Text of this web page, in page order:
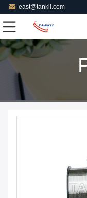
east@tankii.com